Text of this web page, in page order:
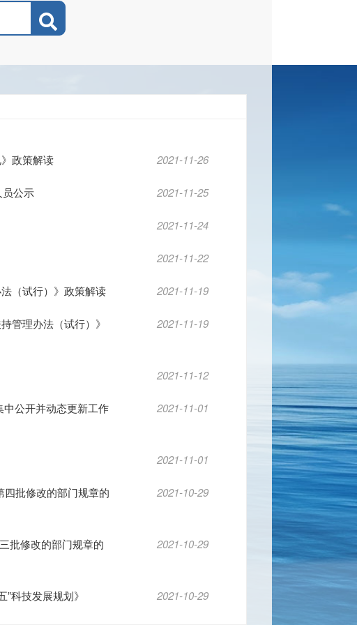
政策解读 2021-11-26
公示 2021-11-25
2021-11-24
2021-11-22
（试行）》政策解读 2021-11-19
管理办法（试行）》
2021-11-19
2021-11-12
公开并动态更新工作
2021-11-01
2021-11-01
批修改的部门规章的
2021-10-29
批修改的部门规章的
2021-10-29
科技发展规划》 2021-10-29